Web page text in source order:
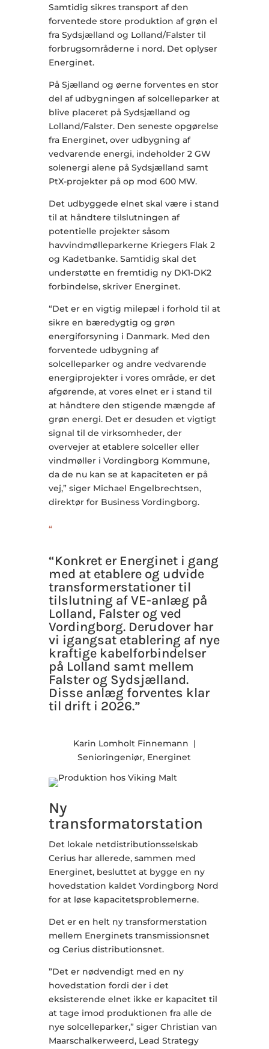
Samtidig sikres transport af den
forventede store produktion af grøn el
fra Sydsjælland og Lolland/Falster til
forbrugsområderne i nord. Det oplyser
Energinet.
På Sjælland og øerne forventes en stor
del af udbygningen af solcelleparker at
blive placeret på Sydsjælland og
Lolland/Falster. Den seneste opgørelse
fra Energinet, over udbygning af
vedvarende energi, indeholder 2 GW
solenergi alene på Sydsjælland samt
PtX-projekter på op mod 600 MW.
Det udbyggede elnet skal være i stand
til at håndtere tilslutningen af
potentielle projekter såsom
havvindmølleparkerne Kriegers Flak 2
og Kadetbanke. Samtidig skal det
understøtte en fremtidig ny DK1-DK2
forbindelse, skriver Energinet.
“Det er en vigtig milepæl i forhold til at
sikre en bæredygtig og grøn
energiforsyning i Danmark. Med den
forventede udbygning af
solcelleparker og andre vedvarende
energiprojekter i vores område, er det
afgørende, at vores elnet er i stand til
at håndtere den stigende mængde af
grøn energi. Det er desuden et vigtigt
signal til de virksomheder, der
overvejer at etablere solceller eller
vindmøller i Vordingborg Kommune,
da de nu kan se at kapaciteten er på
vej,” siger Michael Engelbrechtsen,
direktør for Business Vordingborg.
“
“Konkret er Energinet i gang
med at etablere og udvide
transformerstationer til
tilslutning af VE-anlæg på
Lolland, Falster og ved
Vordingborg. Derudover har
vi igangsat etablering af nye
kraftige kabelforbindelser
på Lolland samt mellem
Falster og Sydsjælland.
Disse anlæg forventes klar
til drift i 2026.”
Karin Lomholt Finnemann ​ |
Senioringeniør, Energinet
Ny
transformatorstation
Det lokale netdistributionsselskab
Cerius har allerede, sammen med
Energinet, besluttet at bygge en ny
hovedstation kaldet Vordingborg Nord
for at løse kapacitetsproblemerne.
Det er en helt ny transformerstation
mellem Energinets transmissionsnet
og Cerius distributionsnet.
”Det er nødvendigt med en ny
hovedstation fordi der i det
eksisterende elnet ikke er kapacitet til
at tage imod produktionen fra alle de
nye solcelleparker,” siger Christian van
Maarschalkerweerd, Lead Strategy